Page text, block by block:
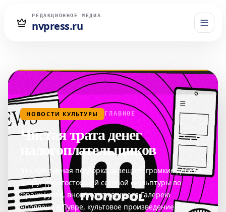
РЕДАКЦИОННОЕ МЕДИА
nvpress.ru
НОВОСТИ КУЛЬТУРЫ ГЛАВНОЕ
Чистая трата денег
налогоплательщиков
Эта культурная подборка освещает громкие дебаты
вокруг дорогостоящей сетевой скульптуры во
Франкфурте, вновь открывшуюся Галерею
Аполлона в Лувре, культовое произведение